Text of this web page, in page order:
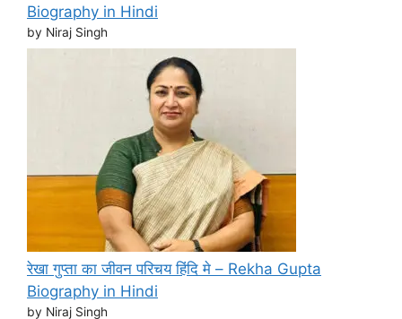
Biography in Hindi
by Niraj Singh
रेखा गुप्ता का जीवन परिचय हिंदि मे – Rekha Gupta
Biography in Hindi
by Niraj Singh